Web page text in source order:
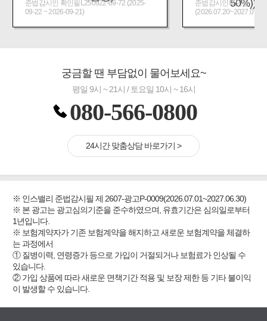
준법감시인 확인필L250922-09-72 (2025-
09-22 ~ 2026-09-21)
50%))
준법감시인확인필_제
궁금할 땐 부담없이 물어보세요~
평일 9시 ~ 21시 / 토요일 10시 ~ 16시
080-566-0800
24시간 맞춤상담 바로가기 >
※ 인스밸리 준법감시필 제 2607-광고P-0009(2026.07.01~2027.06.30)
※ 본 광고는 광고심의기준을 준수하였으며, 유효기간은 심의일로부터
1년입니다.
※ 보험계약자가 기존 보험계약을 해지하고 새로운 보험계약을 체결하
는 과정에서
① 질병이력, 연령증가 등으로 가입이 거절되거나 보험료가 인상될 수
있습니다.
② 가입 상품에 따라 새로운 면책기간 적용 및 보장 제한 등 기타 불이익
이 발생할 수 있습니다.